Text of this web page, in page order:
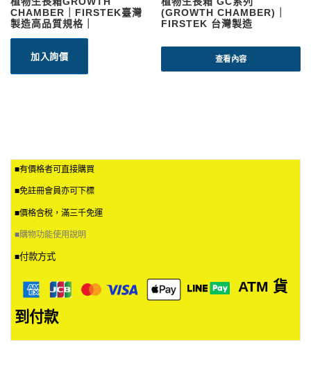
CHAMBER｜FIRSTEK臺灣
製造高品質規格｜
加入詢價
(GROWTH CHAMBER)｜
FIRSTEK 台灣製造
查看內容
■有價格者可直接購買
■免註冊會員亦可下標
■價格含稅，滿三千免運
■購物功能使用說明
■付款方式
ATM 貨
到付款